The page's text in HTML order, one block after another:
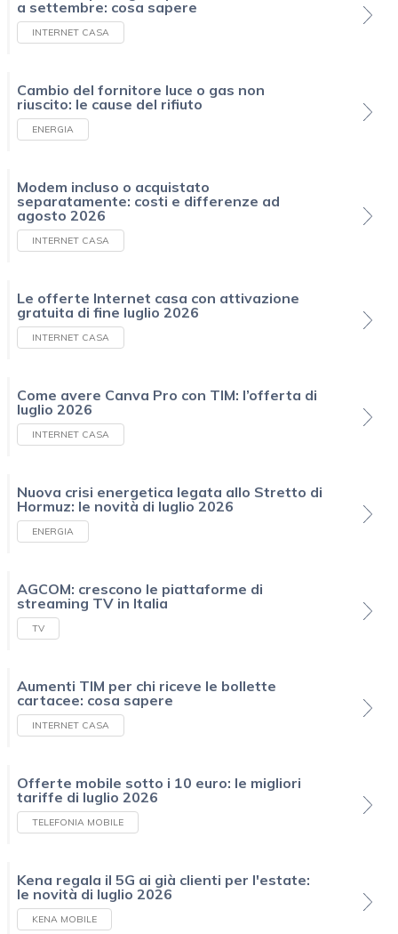
a settembre: cosa sapere
INTERNET CASA
Cambio del fornitore luce o gas non
riuscito: le cause del rifiuto
ENERGIA
Modem incluso o acquistato
separatamente: costi e differenze ad
agosto 2026
INTERNET CASA
Le offerte Internet casa con attivazione
gratuita di fine luglio 2026
INTERNET CASA
Come avere Canva Pro con TIM: l’offerta di
luglio 2026
INTERNET CASA
Nuova crisi energetica legata allo Stretto di
Hormuz: le novità di luglio 2026
ENERGIA
AGCOM: crescono le piattaforme di
streaming TV in Italia
TV
Aumenti TIM per chi riceve le bollette
cartacee: cosa sapere
INTERNET CASA
Offerte mobile sotto i 10 euro: le migliori
tariffe di luglio 2026
TELEFONIA MOBILE
Kena regala il 5G ai già clienti per l'estate:
le novità di luglio 2026
KENA MOBILE